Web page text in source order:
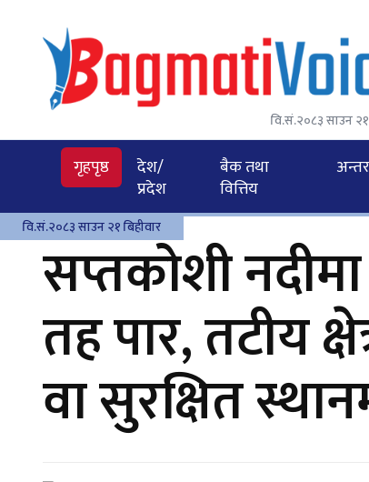
वि.सं.२०८३ साउन २१
गृहपृष्ठ
देश/
प्रदेश
बैक तथा
वित्तिय
वि.सं.२०८३ साउन २१ बिहीवार
सप्तकोशी
तह पार, तटीय
वा सुरक्षित